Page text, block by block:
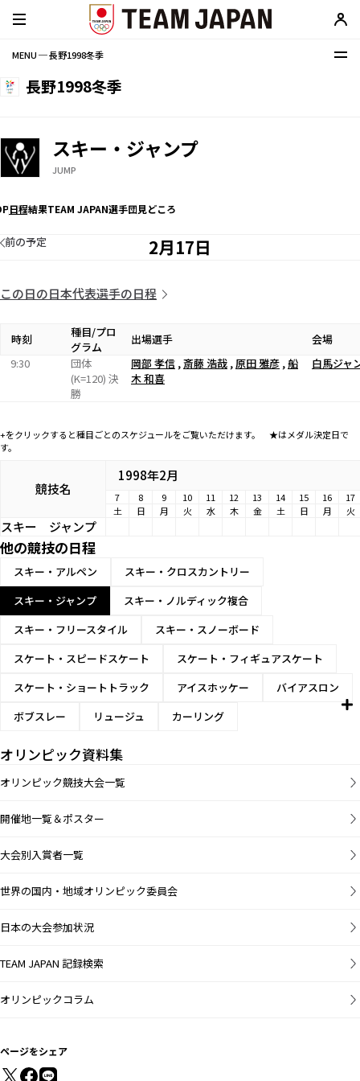
MENU ─ 長野1998冬季
長野1998冬季
スキー・ジャンプ
JUMP
日程結果TEAM JAPAN選手団見どころ
2月17日
前の予定
この日の日本代表選手の日程
時刻
種目/プロ
グラム
出場選手
会場
9:30
団体
(K=120) 決
勝
岡部 孝信 ,斎藤 浩哉 ,原田 雅彦 ,船
木 和喜
白馬ジャ
+をクリックすると種目ごとのスケジュールをご覧いただけます。 ★はメダル決定日で
す。
競技名
1998年2月
7 8 9 10 11 12 13 14 15 16
17
土
日 月 火 水 木 金 土 日 月 火
スキー ジャンプ
他の競技の日程
スキー・アルペン
スキー・クロスカントリー
スキー・ジャンプ
スキー・ノルディック複合
スキー・フリースタイル
スキー・スノーボード
スケート・スピードスケート
スケート・フィギュアスケート
スケート・ショートトラック
アイスホッケー
バイアスロン
ボブスレー
リュージュ カーリング
オリンピック資料集
オリンピック競技大会一覧
開催地一覧＆ポスター
大会別入賞者一覧
世界の国内・地域オリンピック委員会
日本の大会参加状況
TEAM JAPAN 記録検索
オリンピックコラム
ページをシェア